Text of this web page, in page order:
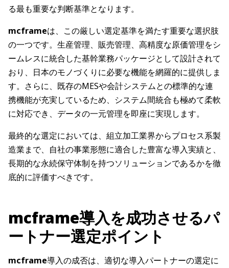
る最も重要な判断基準となります。
mcframeは、この厳しい選定基準を満たす重要な選択肢
の一つです。生産管理、販売管理、高精度な原価管理をシ
ームレスに統合した基幹業務パッケージとして設計されて
おり、日本のモノづくりに必要な機能を網羅的に提供しま
す。さらに、既存のMESや会計システムとの標準的な連
携機能が充実しているため、システム間統合も極めて柔軟
に対応でき、データの一元管理を即座に実現します。
最終的な選定においては、組立加工業界からプロセス系製
造業まで、自社の事業形態に適合した豊富な導入実績と、
長期的な永続保守体制を持つソリューションであるかを徹
底的に評価すべきです。
mcframe導入を成功させるパ
ートナー選定ポイント
mcframe導入の成否は、適切な導入パートナーの選定に